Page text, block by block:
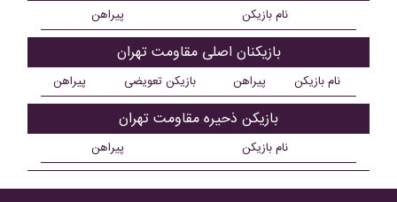
نام بازیکن پیراهن
بازیکنان اصلی مقاومت تهران
نام بازیکن پیراهن بازیکن تعویضی پیراهن
بازیکن ذحیره مقاومت تهران
نام بازیکن پیراهن